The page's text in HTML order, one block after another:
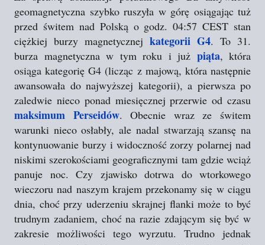
geomagnetyczna szybko ruszyła w górę osiągając tuż
przed świtem nad Polską o godz. 04:57 CEST stan
ciężkiej burzy magnetycznej kategorii G4. To 31.
burza magnetyczna w tym roku i już piąta, która
osiąga kategorię G4 (licząc z majową, która następnie
awansowała do najwyższej kategorii), a pierwsza po
zaledwie nieco ponad miesięcznej przerwie od czasu
maksimum Perseidów. Obecnie wraz ze świtem
warunki nieco osłabły, ale nadal stwarzają szansę na
kontynuowanie burzy i widoczność zorzy polarnej nad
niskimi szerokościami geograficznymi tam gdzie wciąż
panuje noc. Czy zjawisko dotrwa do wtorkowego
wieczoru nad naszym krajem przekonamy się w ciągu
dnia, choć przy uderzeniu skrajnej flanki może to być
trudnym zadaniem, choć na razie zdającym się być w
zakresie możliwości tego wyrzutu. Trudno jednak